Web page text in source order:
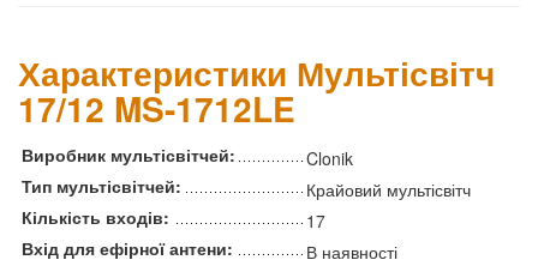
Характеристики Мультісвітч
17/12 MS-1712LE
Виробник мультісвітчей:
Clonik
Тип мультісвітчей:
Крайовий мультісвітч
Кількість входів:
17
Вхід для ефірної антени:
В наявності